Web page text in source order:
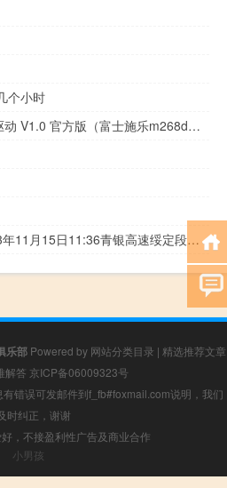
个小时
富士施乐m268dw打印机驱动 V1.0 官方版（富士施乐m268dw打印机驱动 V1.0 官方版功能简介）
2023-11-15 11:38： 2023年11月15日11:36青银高速绥定段定边收费站入口恢复正常通行。 ​​​
乐部Powered by 网站分类目录 | 精选推荐文章
解答 京ICP备06009323号
错误可发邮件到f_fb#foxmail.com说明，我们
时纠正，谢谢
，不接盈利性广告及商业合作
小男孩